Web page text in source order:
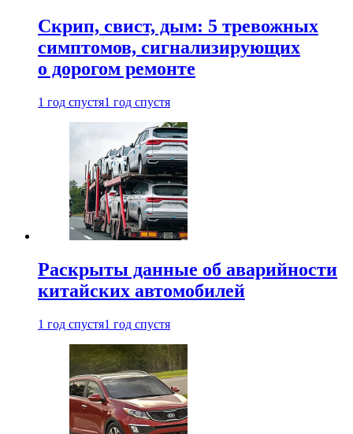
Скрип, свист, дым: 5 тревожных
симптомов, сигнализирующих
о дорогом ремонте
1 год спустя1 год спустя
Раскрыты данные об аварийности
китайских автомобилей
1 год спустя1 год спустя